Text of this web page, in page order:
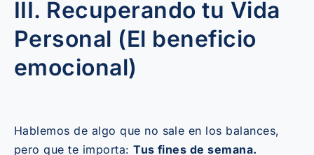
III. Recuperando tu Vida
Personal (El beneficio
emocional)
Hablemos de algo que no sale en los balances,
pero que te importa:Tus fines de semana.